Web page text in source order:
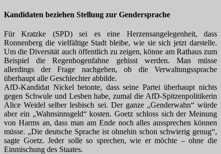
Kandidaten beziehen Stellung zur Gendersprache
Für Kratzke (SPD) sei es eine Herzensangelegenheit, dass
Ronnenberg die vielfältige Stadt bleibe, wie sie sich jetzt darstelle.
Um die Diversität auch öffentlich zu zeigen, könne am Rathaus zum
Beispiel die Regenbogenfahne gehisst werden. Man müsse
allerdings der Frage nachgehen, ob die Verwaltungssprache
überhaupt alle Geschlechter abbilde.
AfD-Kandidat Nickel betonte, dass seine Partei überhaupt nichts
gegen Schwule und Lesben habe, zumal die AfD-Spitzenpolitikerin
Alice Weidel selber lesbisch sei. Der ganze „Genderwahn“ würde
aber ein „Wahnsinnsgeld“ kosten. Goetz schloss sich der Meinung
von Harms an, dass man am Ende noch alles aussprechen können
müsse. „Die deutsche Sprache ist ohnehin schon schwierig genug“,
sagte Goetz. Jeder solle so sprechen, wie er möchte – ohne die
Einmischung des Staates.